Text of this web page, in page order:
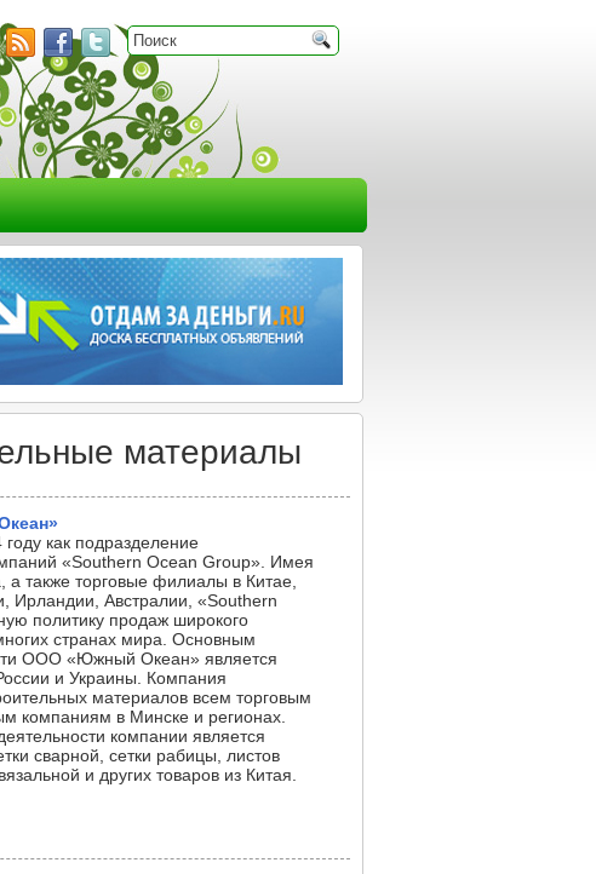
материалы
как подразделение
«Southern Ocean Group». Имея
а также торговые филиалы в Китае,
Ирландии, Австралии, «Southern
политику продаж широкого
странах мира. Основным
ООО «Южный Океан» является
и Украины. Компания
материалов всем торговым
компаниям в Минске и регионах.
компании является
сварной, сетки рабицы, листов
и других товаров из Китая.